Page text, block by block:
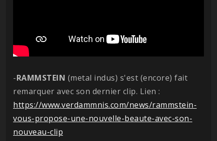
-RAMMSTEIN (metal indus) s'est (encore) fait
remarquer avec son dernier clip. Lien :
https://www.verdammnis.com/news/rammstein-
vous-propose-une-nouvelle-beaute-avec-son-
nouveau-clip